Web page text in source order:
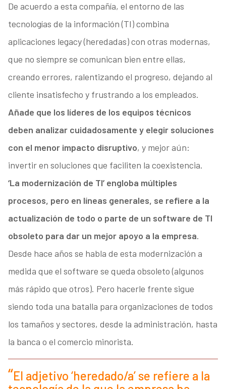
De acuerdo a esta compañía, el entorno de las
tecnologías de la información (TI) combina
aplicaciones legacy (heredadas) con otras modernas,
que no siempre se comunican bien entre ellas,
creando errores, ralentizando el progreso, dejando al
cliente insatisfecho y frustrando a los empleados.
Añade que los líderes de los equipos técnicos
deben analizar cuidadosamente y elegir soluciones
con el menor impacto disruptivo, y mejor aún:
invertir en soluciones que faciliten la coexistencia.
‘La modernización de TI’ engloba múltiples
procesos, pero en líneas generales, se refiere a la
actualización de todo o parte de un software de TI
obsoleto para dar un mejor apoyo a la empresa.
Desde hace años se habla de esta modernización a
medida que el software se queda obsoleto (algunos
más rápido que otros). Pero hacerle frente sigue
siendo toda una batalla para organizaciones de todos
los tamaños y sectores, desde la administración, hasta
la banca o el comercio minorista.
El adjetivo ‘heredado/a’ se refiere a la